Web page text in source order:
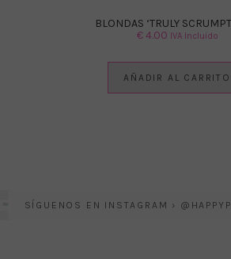
BLONDAS ‘TRULY
€4.00 IVA Incluido
AÑADIR AL CARRITO
SÍGUENOS EN INSTAGRAM ›